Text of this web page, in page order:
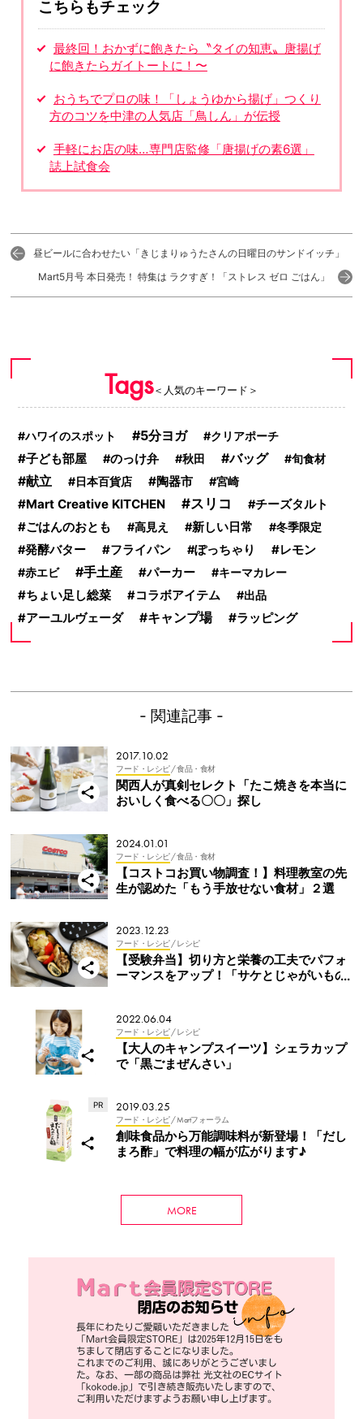
こちらもチェック
最終回！おかずに飽きたら〝タイの知恵〟唐揚げ
に飽きたらガイトートに！〜
おうちでプロの味！「しょうゆから揚げ」つくり
方のコツを中津の人気店「鳥しん」が伝授
手軽にお店の味…専門店監修「唐揚げの素6選」
誌上試食会
昼ビールに合わせたい「きじまりゅうたさんの日曜日のサンドイッチ」
Mart5月号 本日発売！ 特集は ラクすぎ！「ストレス ゼロ ごはん」
Tags＜人気のキーワード＞
ハワイのスポット 5分ヨガ クリアポーチ
子ども部屋 のっけ弁 秋田 バッグ 旬食材
献立 日本百貨店 陶器市 宮崎
Mart Creative KITCHEN スリコ チーズタルト
ごはんのおとも 高見え 新しい日常 冬季限定
発酵バター フライパン ぽっちゃり レモン
赤エビ 手土産 パーカー キーマカレー
ちょい足し総菜 コラボアイテム 出品
アーユルヴェーダ キャンプ場 ラッピング
- 関連記事 -
2017.10.02
フード・レシピ/ 食品・食材
関西人が真剣セレクト「たこ焼きを本当に
おいしく食べる〇〇」探し
2024.01.01
フード・レシピ/ 食品・食材
【コストコお買い物調査！】料理教室の先
生が認めた「もう手放せない食材」２選
2023.12.23
フード・レシピ/ レシピ
【受験弁当】切り方と栄養の工夫でパフォ
ーマンスをアップ！「サケとじゃがいもの
2022.06.04
フード・レシピ/ レシピ
【大人のキャンプスイーツ】シェラカップ
で「黒ごまぜんさい」
2019.03.25
フード・レシピ/ Martフォーラム
創味食品から万能調味料が新登場！「だし
まろ酢」で料理の幅が広がります♪
MORE